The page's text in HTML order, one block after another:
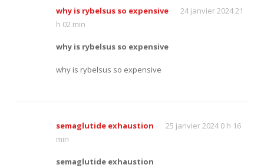
why is rybelsus so expensive
24 janvier 2024 21
h 02 min
why is rybelsus so expensive
why is rybelsus so expensive
semaglutide exhaustion
25 janvier 2024 0 h 16
min
semaglutide exhaustion